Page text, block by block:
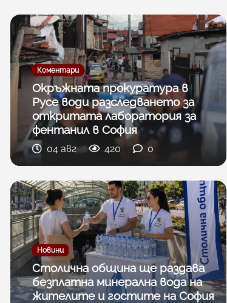
Коментари
Окръжната прокуратура в
Русе води разследването за
откритата лаборатория за
фентанил в София
04 авг 420 0
Новини
Столична община ще раздава
безплатна минерална вода на
жителите и гостите на София